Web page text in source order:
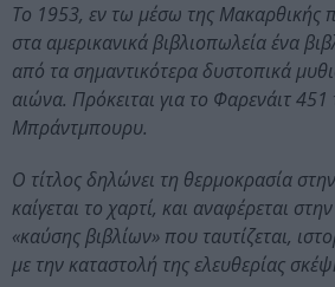
Το 1953, εν τω μέσω της Μακαρθικής
στα αμερικανικά βιβλιοπωλεία ένα
από τα σημαντικότερα δυστοπικά
αιώνα. Πρόκειται για το Φαρενάιτ 451
Μπράντμπουρυ.
Ο τίτλος δηλώνει τη θερμοκρασία
καίγεται το χαρτί, και αναφέρεται
«καύσης βιβλίων» που ταυτίζεται,
με την καταστολή της ελευθερίας